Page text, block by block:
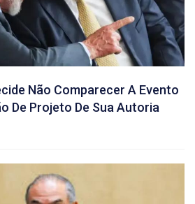
Não Comparecer A Evento
De Projeto De Sua Autoria